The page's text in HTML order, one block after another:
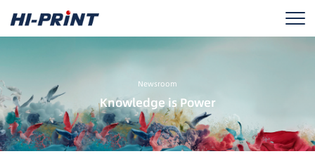
Newsroom
Knowledge is Power